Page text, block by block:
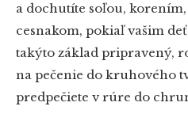
a dochutíte soľou,
cesnakom, pokiaľ vašim
takýto základ pripravený,
na pečenie do kruhového
predpečiete v rúre do